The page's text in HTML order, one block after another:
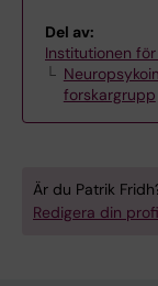
Del av:
Institutionen
forskargrupp
Är du Patrik
Redigera din